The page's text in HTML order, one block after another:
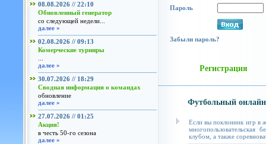
08.08.2026 // 22:10
Обновленный генератор
со следующей недели...
далее »
02.08.2026 // 09:13
Комерческие турниры
далее »
30.07.2026 // 18:29
Сводная информация о командах
обновление
далее »
27.07.2026 // 01:25
Акция!
в честь 50-го сезона
далее »
Пароль
Забыли пароль?
Регистрация
Футбольный
Если вы поклонник игр в
клубом, а также